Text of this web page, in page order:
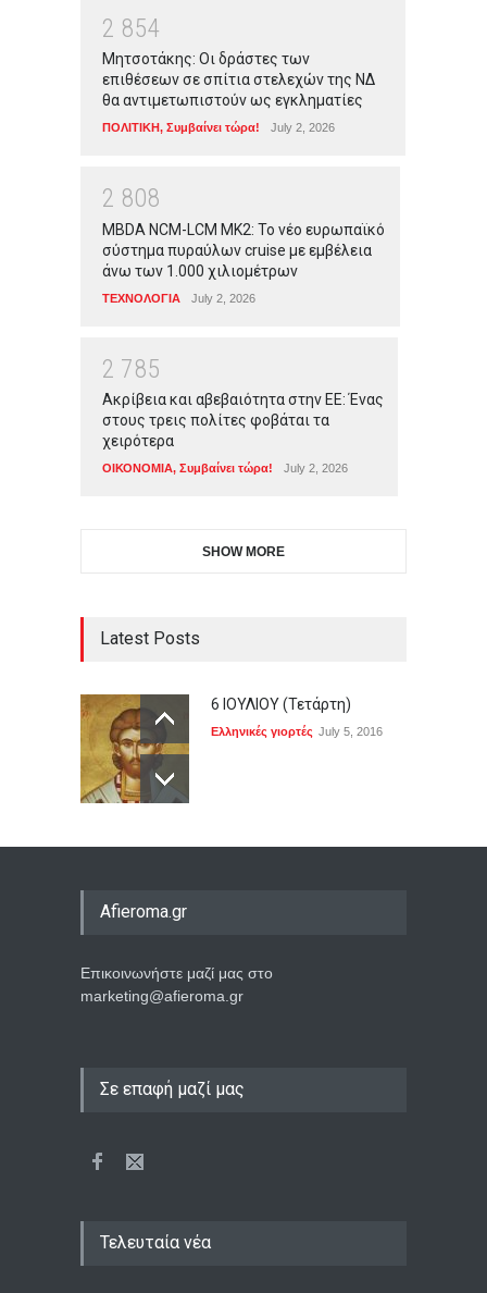
2 854
Μητσοτάκης: Οι δράστες των
επιθέσεων σε σπίτια στελεχών της ΝΔ
θα αντιμετωπιστούν ως εγκληματίες
ΠΟΛΙΤΙΚΗ, Συμβαίνει τώρα! July 2, 2026
2 808
MBDA NCM-LCM MK2: Το νέο ευρωπαϊκό
σύστημα πυραύλων cruise με εμβέλεια
άνω των 1.000 χιλιομέτρων
ΤΕΧΝΟΛΟΓΙΑ July 2, 2026
2 785
Ακρίβεια και αβεβαιότητα στην ΕΕ: Ένας
στους τρεις πολίτες φοβάται τα
χειρότερα
ΟΙΚΟΝΟΜΙΑ, Συμβαίνει τώρα! July 2, 2026
SHOW MORE
Latest Posts
6 ΙΟΥΛΙΟΥ (Τετάρτη)
Ελληνικές γιορτές July 5, 2016
Afieroma.gr
Επικοινωνήστε μαζί μας στο
marketing@afieroma.gr
Σε επαφή μαζί μας
Τελευταία νέα